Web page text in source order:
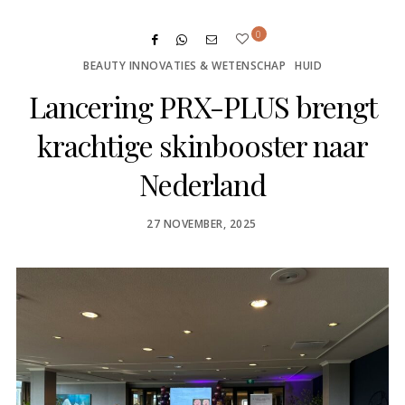
0
BEAUTY INNOVATIES & WETENSCHAP HUID
Lancering PRX-PLUS brengt
krachtige skinbooster naar
Nederland
POSTED
27 NOVEMBER, 2025